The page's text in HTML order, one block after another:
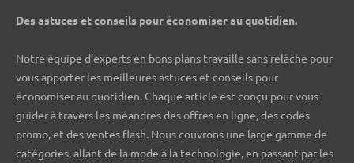
Des astuces et conseils pour économiser au quotidien.
Notre équipe d’experts en bons plans travaille sans relâche pour
vous apporter les meilleures astuces et conseils pour
économiser au quotidien. Chaque article est conçu pour vous
guider à travers les méandres des offres en ligne, des codes
promo, et des ventes flash. Nous couvrons une large gamme de
catégories, allant de la mode à la technologie, en passant par les